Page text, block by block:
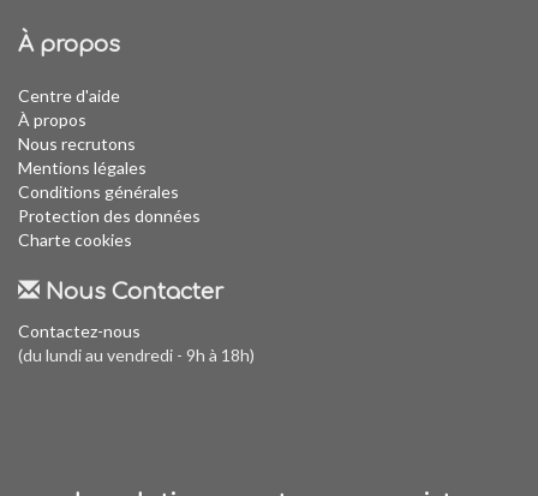
À propos
Centre d'aide
À propos
Nous recrutons
Mentions légales
Conditions générales
Protection des données
Charte cookies
Nous Contacter
Contactez-nous
(du lundi au vendredi - 9h à 18h)